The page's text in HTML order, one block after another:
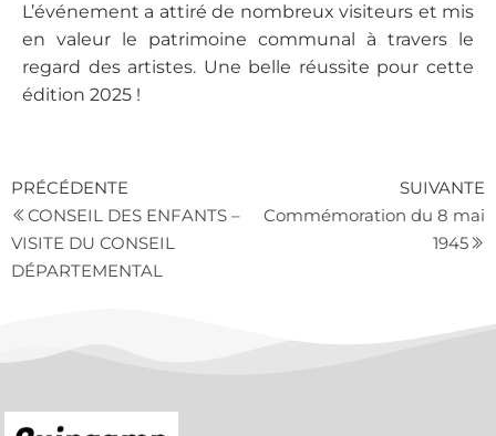
L’événement a attiré de nombreux visiteurs et mis
en valeur le patrimoine communal à travers le
regard des artistes. Une belle réussite pour cette
édition 2025 !
PRÉCÉDENTE
CONSEIL DES ENFANTS –
VISITE DU CONSEIL
DÉPARTEMENTAL
SUIVANTE
Commémoration du 8 mai
1945